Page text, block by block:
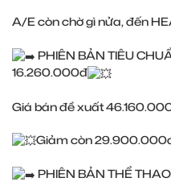
A/E còn chờ gì nửa, đến
PHIÊN BẢN TIÊU
16.260.000đ
Giá bán đề xuất
Giảm còn
PHIÊN BẢN THỂ